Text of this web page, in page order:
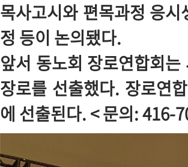
목사고시와 편목과정 응
정 등이 논의됐다.
앞서 동노회 장로연합회
장로를 선출했다. 장로연
에 선출된다. < 문의: 416-